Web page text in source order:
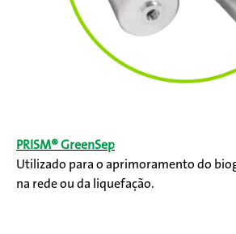
PRISM® GreenSep
Utilizado para o aprimoramento do
na rede ou da liquefação.